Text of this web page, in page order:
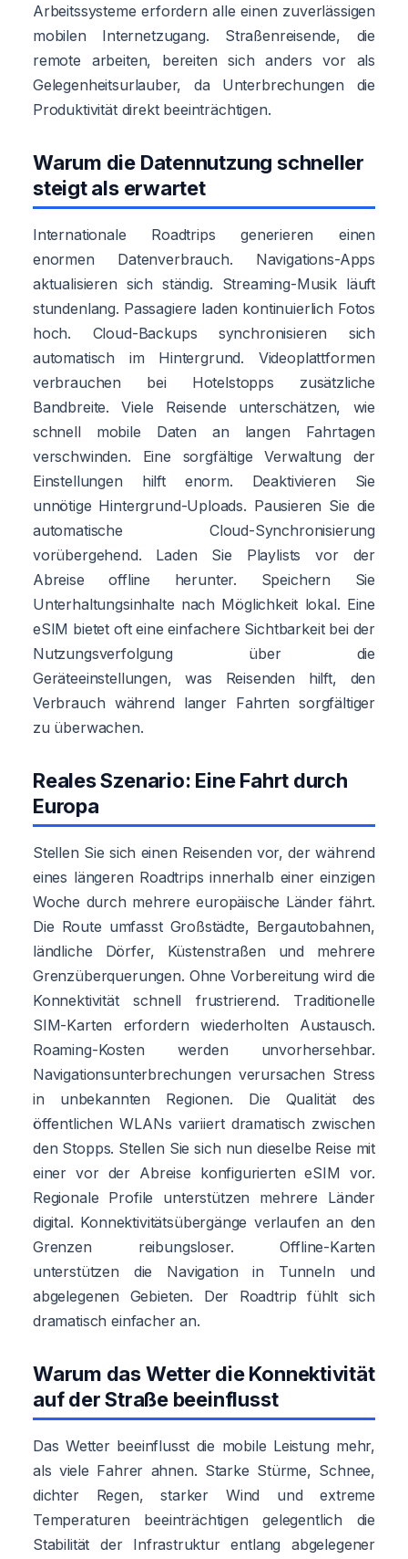
Arbeitssysteme erfordern alle einen zuverlässigen
mobilen Internetzugang. Straßenreisende, die
remote arbeiten, bereiten sich anders vor als
Gelegenheitsurlauber, da Unterbrechungen die
Produktivität direkt beeinträchtigen.
Warum die Datennutzung schneller
steigt als erwartet
Internationale Roadtrips generieren einen
enormen Datenverbrauch. Navigations-Apps
aktualisieren sich ständig. Streaming-Musik läuft
stundenlang. Passagiere laden kontinuierlich Fotos
hoch. Cloud-Backups synchronisieren sich
automatisch im Hintergrund. Videoplattformen
verbrauchen bei Hotelstopps zusätzliche
Bandbreite. Viele Reisende unterschätzen, wie
schnell mobile Daten an langen Fahrtagen
verschwinden. Eine sorgfältige Verwaltung der
Einstellungen hilft enorm. Deaktivieren Sie
unnötige Hintergrund-Uploads. Pausieren Sie die
automatische Cloud-Synchronisierung
vorübergehend. Laden Sie Playlists vor der
Abreise offline herunter. Speichern Sie
Unterhaltungsinhalte nach Möglichkeit lokal. Eine
eSIM bietet oft eine einfachere Sichtbarkeit bei der
Nutzungsverfolgung über die
Geräteeinstellungen, was Reisenden hilft, den
Verbrauch während langer Fahrten sorgfältiger
zu überwachen.
Reales Szenario: Eine Fahrt durch
Europa
Stellen Sie sich einen Reisenden vor, der während
eines längeren Roadtrips innerhalb einer einzigen
Woche durch mehrere europäische Länder fährt.
Die Route umfasst Großstädte, Bergautobahnen,
ländliche Dörfer, Küstenstraßen und mehrere
Grenzüberquerungen. Ohne Vorbereitung wird die
Konnektivität schnell frustrierend. Traditionelle
SIM-Karten erfordern wiederholten Austausch.
Roaming-Kosten werden unvorhersehbar.
Navigationsunterbrechungen verursachen Stress
in unbekannten Regionen. Die Qualität des
öffentlichen WLANs variiert dramatisch zwischen
den Stopps. Stellen Sie sich nun dieselbe Reise mit
einer vor der Abreise konfigurierten eSIM vor.
Regionale Profile unterstützen mehrere Länder
digital. Konnektivitätsübergänge verlaufen an den
Grenzen reibungsloser. Offline-Karten
unterstützen die Navigation in Tunneln und
abgelegenen Gebieten. Der Roadtrip fühlt sich
dramatisch einfacher an.
Warum das Wetter die Konnektivität
auf der Straße beeinflusst
Das Wetter beeinflusst die mobile Leistung mehr,
als viele Fahrer ahnen. Starke Stürme, Schnee,
dichter Regen, starker Wind und extreme
Temperaturen beeinträchtigen gelegentlich die
Stabilität der Infrastruktur entlang abgelegener